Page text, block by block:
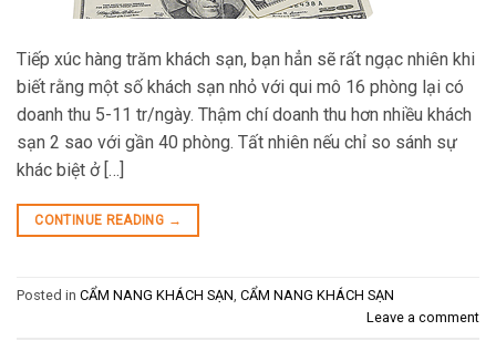
Tiếp xúc hàng trăm khách sạn, bạn hẳn sẽ rất ngạc nhiên khi
biết rằng một số khách sạn nhỏ với qui mô 16 phòng lại có
doanh thu 5-11 tr/ngày. Thậm chí doanh thu hơn nhiều khách
sạn 2 sao với gần 40 phòng. Tất nhiên nếu chỉ so sánh sự
khác biệt ở […]
CONTINUE READING →
Posted in CẨM NANG KHÁCH SẠN, CẨM NANG KHÁCH SẠN
Leave a comment